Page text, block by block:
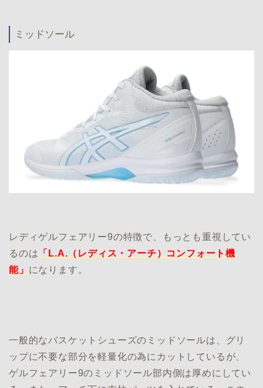
ミッドソール
レディゲルフェアリー9の特徴で、もっとも重視してい
るのは 「L.A.（レディス・アーチ）コンフォート機
能」 になります。
一般的なバスケットシューズのミッドソールは、グリ
ップに不要な部分を軽量化の為にカットしているが、
ゲルフェアリー9のミッドソール部内側は厚めにしてい